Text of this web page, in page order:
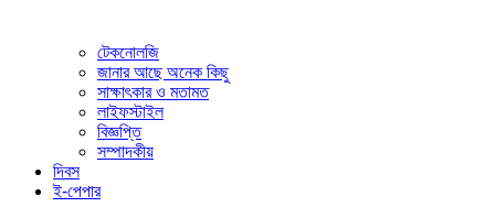
টেকনোলজি
জানার আছে অনেক কিছু
সাক্ষাৎকার ও মতামত
লাইফস্টাইল
বিজ্ঞপ্তি
সম্পাদকীয়
দিবস
ই-পেপার